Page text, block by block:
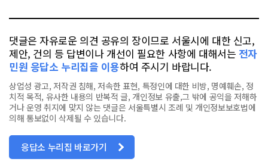
댓글은 자유로운 의견 공유의 장이므로 서울시에 대한 신고,
제안, 건의 등 답변이나 개선이 필요한 사항에 대해서는 전자
민원 응답소 누리집을 이용하여 주시기 바랍니다.
상업성 광고, 저작권 침해, 저속한 표현, 특정인에 대한 비방, 명예훼손, 정
치적 목적, 유사한 내용의 반복적 글, 개인정보 유출,그 밖에 공익을 저해하
거나 운영 취지에 맞지 않는 댓글은 서울특별시 조례 및 개인정보보호법에
의해 통보없이 삭제될 수 있습니다.
응답소 누리집 바로가기